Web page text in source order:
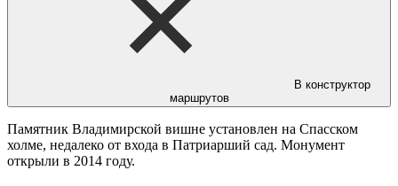
В конструктор
маршрутов
Памятник Владимирской вишне установлен на Спасском
холме, недалеко от входа в Патриарший сад. Монумент
открыли в 2014 году.